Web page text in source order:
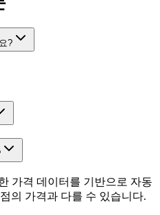
?
가격 데이터를 기반으로 자동
의 가격과 다를 수 있습니다.